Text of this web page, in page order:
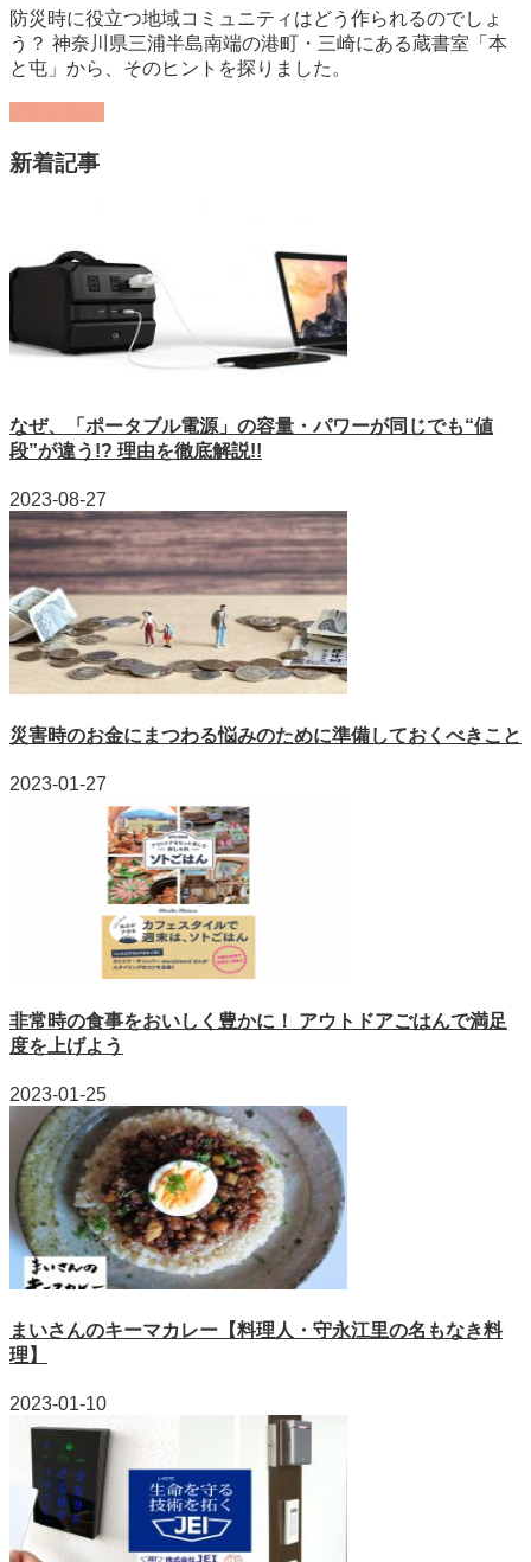
防災時に役立つ地域コミュニティはどう作られるのでしょ
う？ 神奈川県三浦半島南端の港町・三崎にある蔵書室「本
と屯」から、そのヒントを探りました。
新着記事
なぜ、「ポータブル電源」の容量・パワーが同じでも“値
段”が違う!? 理由を徹底解説!!
2023-08-27
災害時のお金にまつわる悩みのために準備しておくべきこと
2023-01-27
非常時の食事をおいしく豊かに！ アウトドアごはんで満足
度を上げよう
2023-01-25
まいさんのキーマカレー【料理人・守永江里の名もなき料
理】
2023-01-10